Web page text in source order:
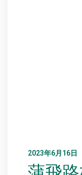
2023年6月16日